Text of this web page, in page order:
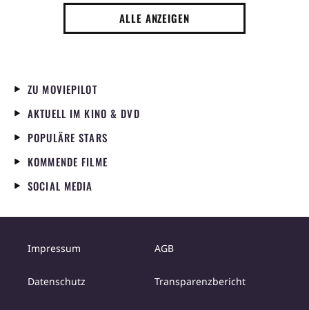
ALLE ANZEIGEN
ZU MOVIEPILOT
AKTUELL IM KINO & DVD
POPULÄRE STARS
KOMMENDE FILME
SOCIAL MEDIA
Impressum AGB
Datenschutz Transparenzbericht